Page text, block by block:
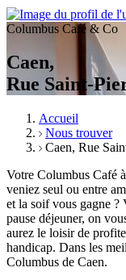
Columbus Café & Co
Caen,
Rue Saint-
Accueil
Nous trouver
Caen, Rue
Votre Columbus Café
veniez seul ou entre
et la soif vous gagne ?
pause déjeuner, on
aurez le loisir de
handicap. Dans les
Columbus de Caen.